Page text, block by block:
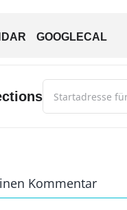
mueden.de
GOOGLECAL
Kommentar